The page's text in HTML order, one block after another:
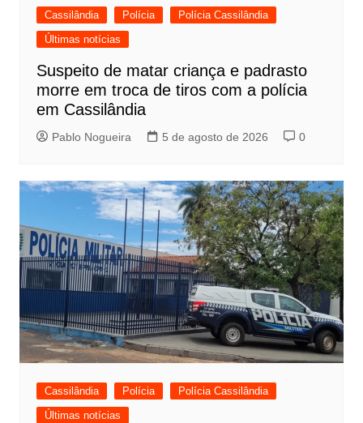
Cassilândia Polícia
Polícia Cassilândia
Últimas notícias
Suspeito de matar criança e padrasto
morre em troca de tiros com a polícia
em Cassilândia
Pablo Nogueira 5 de agosto de 2026 0
Cassilândia Polícia
Polícia Cassilândia
Últimas notícias